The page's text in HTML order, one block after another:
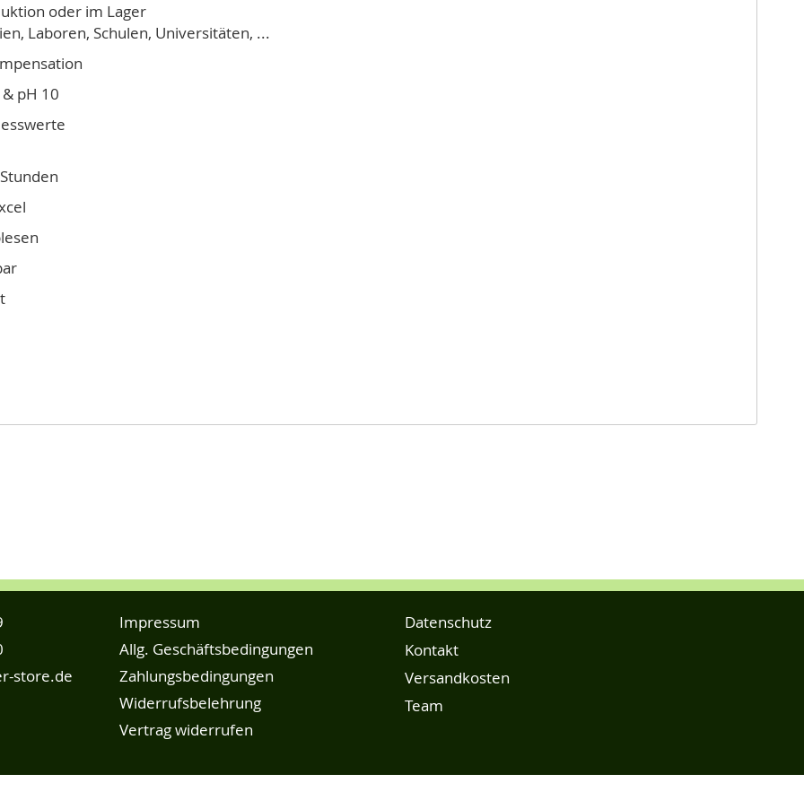
oder im Lager
Laboren, Schulen, Universitäten, ...
pH 10
store.de
Impressum
Allg. Geschäftsbedingungen
Zahlungsbedingungen
Widerrufsbelehrung
Vertrag widerrufen
Datenschutz
Kontakt
Versandkosten
Team